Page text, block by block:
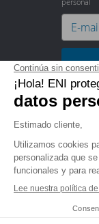
Ediciones ENI